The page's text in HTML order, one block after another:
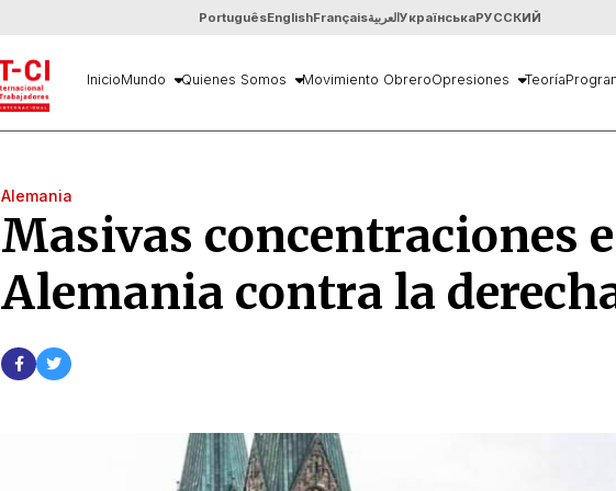
PortuguêsEnglishFrançaisالعربيةУкраїнськаРУССКИЙ
InicioMundo Quienes Somos Movimiento ObreroOpresiones Teoría
Alemania
Masivas concentraciones
Alemania contra la